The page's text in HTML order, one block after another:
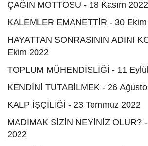
ÇAĞIN MOTTOSU - 18 Kasım 2022
KALEMLER EMANETTİR - 30
HAYATTAN SONRASININ ADINI
Ekim 2022
TOPLUM MÜHENDİSLİĞİ - 11
KENDİNİ TUTABİLMEK - 26
KALP İŞÇİLİĞİ - 23 Temmuz 2022
MADIMAK SİZİN NEYİNİZ OLUR?
2022